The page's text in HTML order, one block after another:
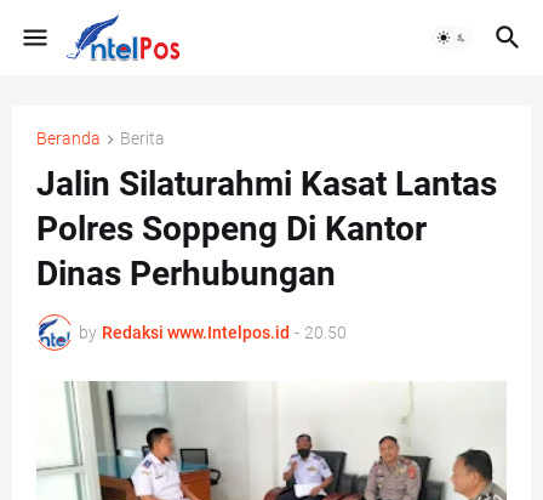
Beranda Berita
Jalin Silaturahmi Kasat Lantas
Polres Soppeng Di Kantor
Dinas Perhubungan
by Redaksi www.Intelpos.id - 20.50